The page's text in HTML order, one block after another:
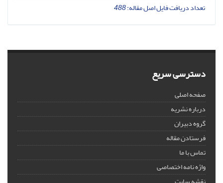
تعداد دریافت فایل اصل مقاله:488
دسترسی سریع
صفحه اصلی
درباره نشریه
گروه دبیران
فرستادن مقاله
تماس با ما
واژه نامه اختصاصی